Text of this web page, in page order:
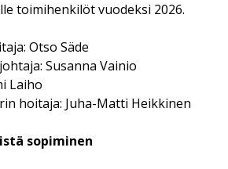
toimihenkilöt vuodeksi 2026.
Otso Säde
Susanna Vainio
Laiho
hoitaja: Juha-Matti Heikkinen
sopiminen